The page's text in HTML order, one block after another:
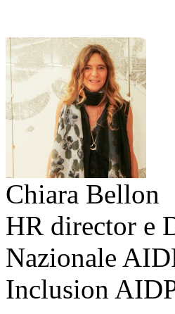
Chiara Bellon
HR director e
Nazionale
Inclusion